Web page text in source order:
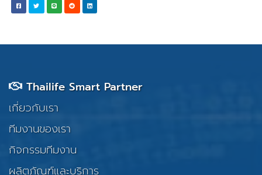
Thailife Smart Partner
เกี่ยวกับเรา
ทีมงานของเรา
กิจกรรมทีมงาน
ผลิตภัณฑ์และบริการ